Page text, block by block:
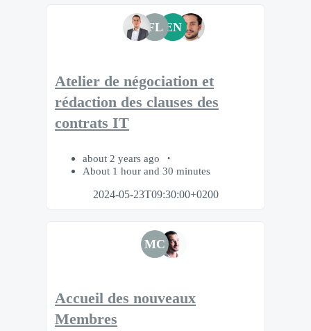
FL EN
Atelier de négociation et
rédaction des clauses des
contrats IT
about 2 years ago
About 1 hour and 30 minutes
2024-05-23T09:30:00+0200
MC
Accueil des nouveaux
Membres